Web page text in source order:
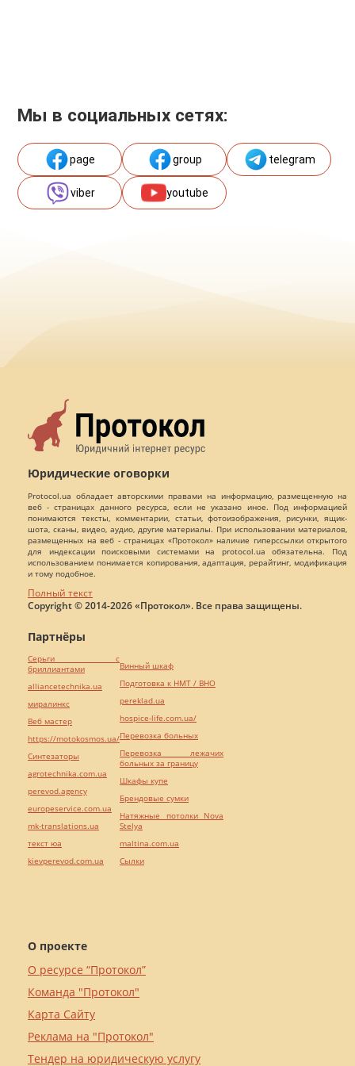
Мы в социальных сетях:
page group telegram
viber youtube
Юридические оговорки
Protocol.ua обладает авторскими правами на информацию, размещенную на
веб - страницах данного ресурса, если не указано иное. Под информацией
понимаются тексты, комментарии, статьи, фотоизображения, рисунки, ящик-
шота, сканы, видео, аудио, другие материалы. При использовании материалов,
размещенных на веб - страницах «Протокол» наличие гиперссылки открытого
для индексации поисковыми системами на protocol.ua обязательна. Под
использованием понимается копирования, адаптация, рерайтинг, модификация
и тому подобное.
Полный текст
Copyright © 2014-2026 «Протокол». Все права защищены.
О проекте
О ресурсе “Протокол”
Команда "Протокол"
Карта Сайту
Реклама на "Протокол"
Тендер на юридическую услугу
Партнёры
Серьги с
бриллиантами
alliancetechnika.ua
миралинкс
Веб мастер
https://motokosmos.ua/
Синтезаторы
agrotechnika.com.ua
perevod.agency
europeservice.com.ua
mk-translations.ua
текст юа
kievperevod.com.ua
Винный шкаф
Подготовка к НМТ / ВНО
pereklad.ua
hospice-life.com.ua/
Перевозка больных
Перевозка лежачих
больных за границу
Шкафы купе
Брендовые сумки
Натяжные потолки Nova
Stelya
maltina.com.ua
Cылки